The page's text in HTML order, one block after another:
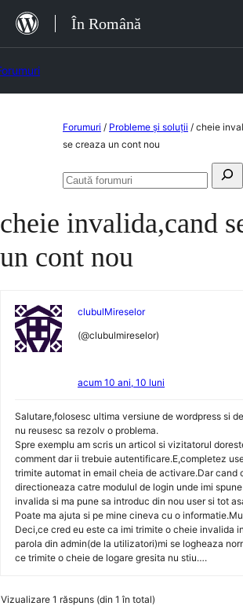
Sari
În Română
Forumuri / Probleme și soluții / cheie
se creaza un cont nou
Caută
cheie invalida,cand
un cont nou
clubulMireselor
(@clubulmireselor)
acum 10 ani, 10 luni
Salutare,folosesc ultima versiune de wordpress si
nu reusesc sa rezolv o problema.
Spre exemplu am scris un articol si vizitatorul
comment dar ii trebuie autentificare.E,completez
trimite automat in email cheia de activare.Dar cand
directioneaza catre modulul de login unde imi
invalida si ma pune sa introduc din nou user si tot
Poate ma ajuta si pe mine cineva cu o
Deci,ce cred eu este ca imi trimite o cheie invalida
parola din admin(de la utilizatori)mi se logheaza
ce trimite o cheie de logare gresita nu stiu….
Vizualizare 1 răspuns (din 1 în total)